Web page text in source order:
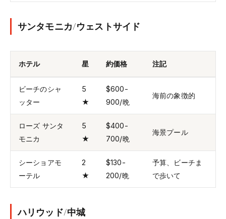
サンタモニカ/ウェストサイド
ホテル 星 約価格 注記
ビーチのシャ
ッター
5
★
$600-
900/晩
海前の象徴的
ローズ サンタ
モニカ
5
★
$400-
700/晩
海景プール
シーショアモ
ーテル
2
★
$130-
200/晩
予算、ビーチま
で歩いて
ハリウッド/中城